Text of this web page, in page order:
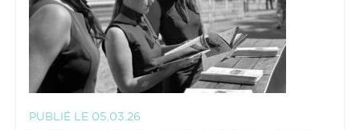
PUBLIÉ LE 05.03.26